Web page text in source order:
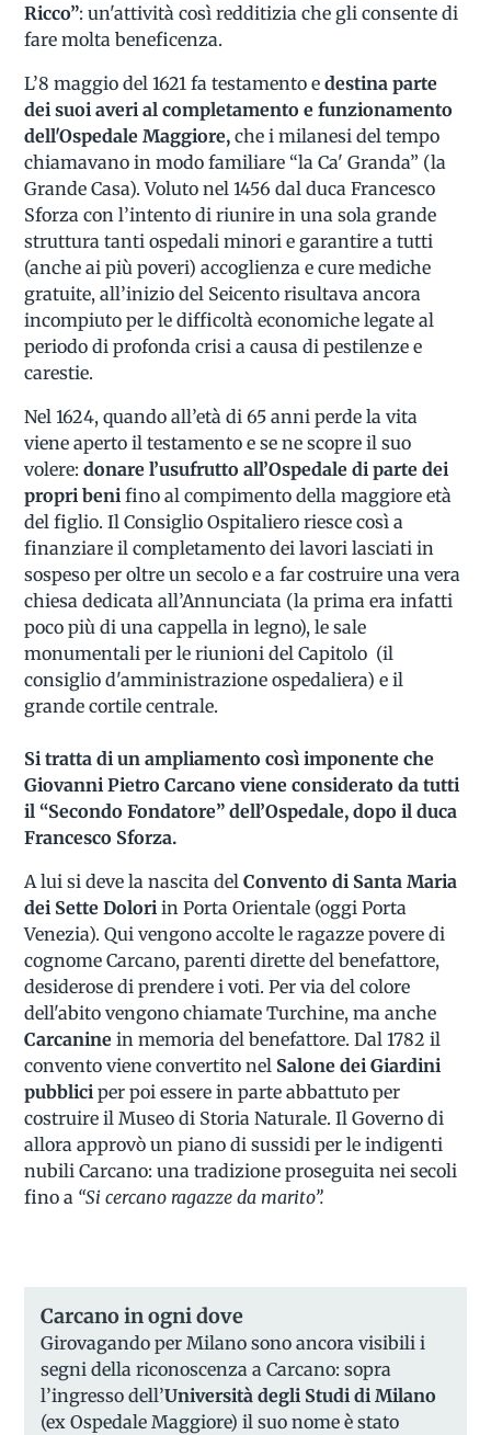
Ricco”: un'attività così redditizia che gli consente di
fare molta beneficenza.
L’8 maggio del 1621 fa testamento edestina parte
dei suoi averi al completamento e funzionamento
dell'Ospedale Maggiore,che i milanesi del tempo
chiamavano in modo familiare “la Ca' Granda” (la
Grande Casa). Voluto nel 1456 dal duca Francesco
Sforza con l’intento di riunire in una sola grande
struttura tanti ospedali minori e garantire a tutti
(anche ai più poveri) accoglienza e cure mediche
gratuite, all’inizio del Seicento risultava ancora
incompiuto per le difficoltà economiche legate al
periodo di profonda crisi a causa di pestilenze e
carestie.
Nel 1624, quando all’età di 65 anni perde la vita
viene aperto il testamento e se ne scopre il suo
volere:donare l’usufrutto all’Ospedale di parte dei
propri beni fino al compimento della maggiore età
del figlio. Il Consiglio Ospitaliero riesce così a
finanziare il completamento dei lavori lasciati in
sospeso per oltre un secolo e a far costruire una vera
chiesa dedicata all’Annunciata (la prima era infatti
poco più di una cappella in legno), le sale
monumentali per le riunioni del Capitolo (il
consiglio d'amministrazione ospedaliera) e il
grande cortile centrale.
Si tratta di un ampliamento così imponente che
Giovanni Pietro Carcano viene considerato da tutti
il “Secondo Fondatore” dell’Ospedale, dopo il duca
Francesco Sforza.
A lui si deve la nascita delConvento di Santa Maria
dei Sette Dolori in Porta Orientale (oggi Porta
Venezia). Qui vengono accolte le ragazze povere di
cognome Carcano, parenti dirette del benefattore,
desiderose di prendere i voti. Per via del colore
dell'abito vengono chiamate Turchine, ma anche
Carcanine in memoria del benefattore. Dal 1782 il
convento viene convertito nel Salone dei Giardini
pubblici per poi essere in parte abbattuto per
costruire il Museo di Storia Naturale. Il Governo di
allora approvò un piano di sussidi per le indigenti
nubili Carcano: una tradizione proseguita nei secoli
fino a “Si cercano ragazze da marito”.
Carcano in ogni dove
Girovagando per Milano sono ancora visibili i
segni della riconoscenza a Carcano: sopra
l’ingresso dell’Università degli Studi di Milano
(ex Ospedale Maggiore) il suo nome è stato